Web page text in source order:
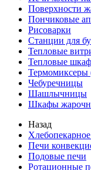
Поверхности
Пончиковые
Рисоварки
Станции для
Тепловые
Тепловые
Термомиксеры
Чебуречницы
Шашлычницы
Шкафы
Назад
Печи
Подовые печи
Ротационные